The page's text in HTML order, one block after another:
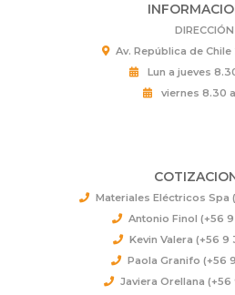
DIRECCIÓN
Av. República de
Lun a jueves
viernes 8.30 a
Materiales Eléctricos Spa
Antonio Finol (+56
Kevin Valera (+56
Paola Granifo (+56
Javiera Orellana